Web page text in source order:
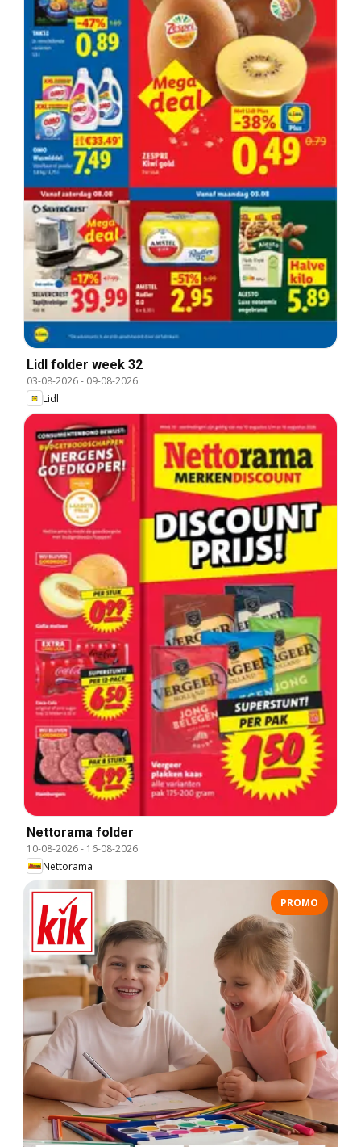
Lidl folder week 32
03-08-2026- 09-08-2026
Lidl
Nettorama folder
10-08-2026- 16-08-2026
Nettorama
PROMO